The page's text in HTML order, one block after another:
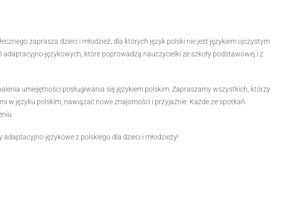
zaprasza dzieci i młodzież, dla których język polski nie jest językiem ojczystym
adaptacyjno-językowych, które poprowadzą nauczycielki ze szkoły podstawowej i z
umiejętności posługiwania się językiem polskim. Zapraszamy wszystkich, którzy
w języku polskim, nawiązać nowe znajomości i przyjaźnie. Każde ze spotkań
adaptacyjno-językowe z polskiego dla dzieci i młodzieży!